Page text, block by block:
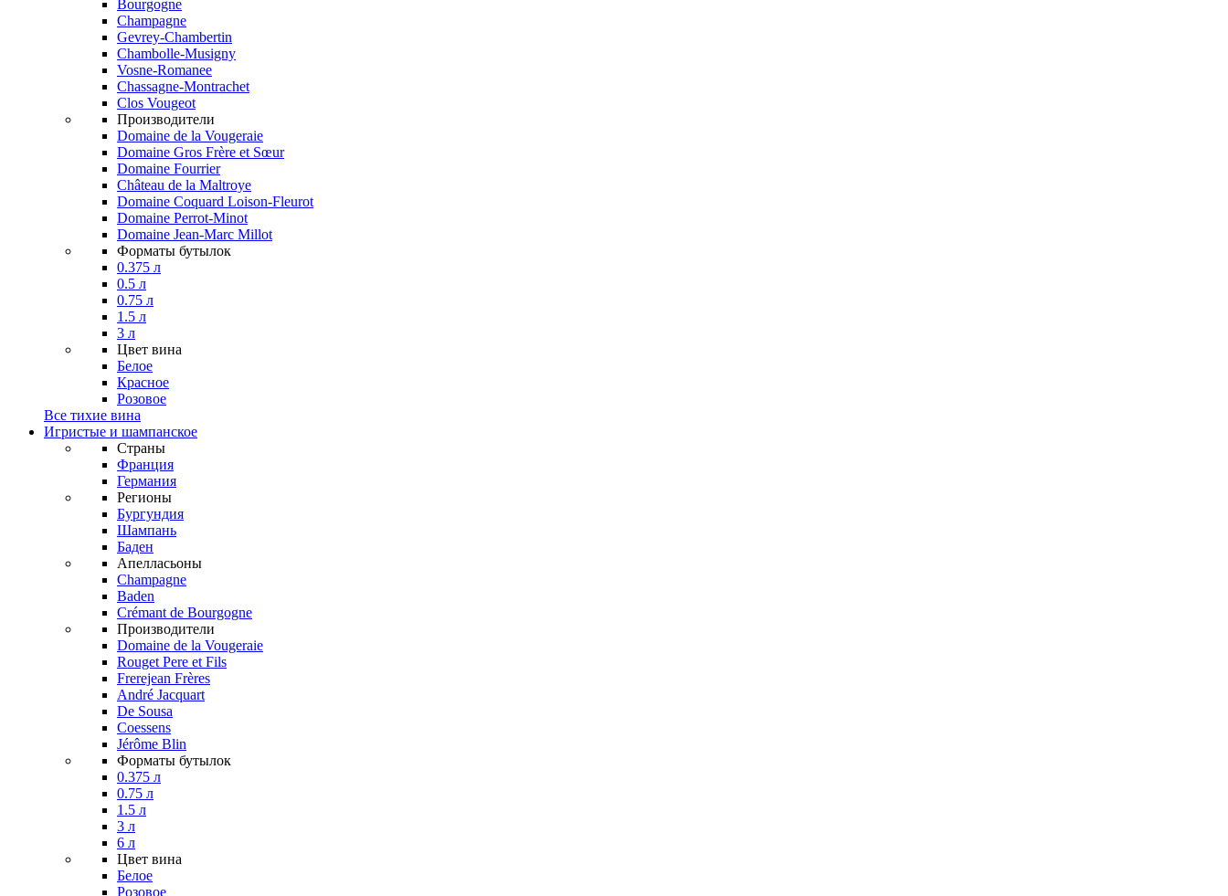
Bourgogne
Champagne
Gevrey-Chambertin
Chambolle-Musigny
Vosne-Romanee
Chassagne-Montrachet
Clos Vougeot
Производители
Domaine de la Vougeraie
Domaine Gros Frère et Sœur
Domaine Fourrier
Château de la Maltroye
Domaine Coquard Loison-Fleurot
Domaine Perrot-Minot
Domaine Jean-Marc Millot
Форматы бутылок
0.375 л
0.5 л
0.75 л
1.5 л
3 л
Цвет вина
Белое
Красное
Розовое
Все тихие вина
Игристые и шампанское
Страны
Франция
Германия
Регионы
Бургундия
Шампань
Баден
Апелласьоны
Champagne
Baden
Crémant de Bourgogne
Производители
Domaine de la Vougeraie
Rouget Pere et Fils
Frerejean Frères
André Jacquart
De Sousa
Coessens
Jérôme Blin
Форматы бутылок
0.375 л
0.75 л
1.5 л
3 л
6 л
Цвет вина
Белое
Розовое